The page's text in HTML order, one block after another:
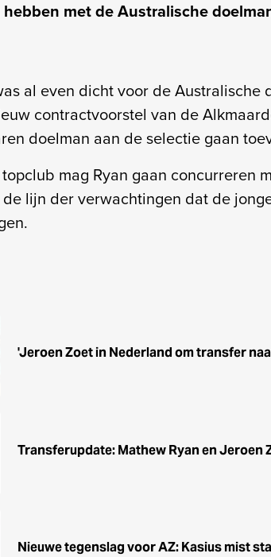
met de Australische
al even dicht voor de Australische
contractvoorstel van de
doelman aan de selectie gaan
mag Ryan gaan concurreren
lijn der verwachtingen dat de
'Jeroen Zoet in Nederland om transfer
Transferupdate: Mathew Ryan en Jeroen
Nieuwe tegenslag voor AZ: Kasius mist